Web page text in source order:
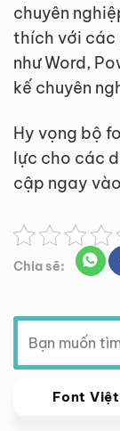
chuyên
thích với các
như Word,
kế chuyên
Hy vọng bộ
lực cho các
cập ngay
Chia sẽ:
Tìm
kiếm:
Font